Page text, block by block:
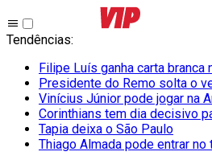
Tendências:
Filipe Luís ganha carta branca
Presidente do Remo solta o
Vinícius Júnior pode jogar na
Corinthians tem dia decisivo
Tapia deixa o São Paulo
Thiago Almada pode entrar no